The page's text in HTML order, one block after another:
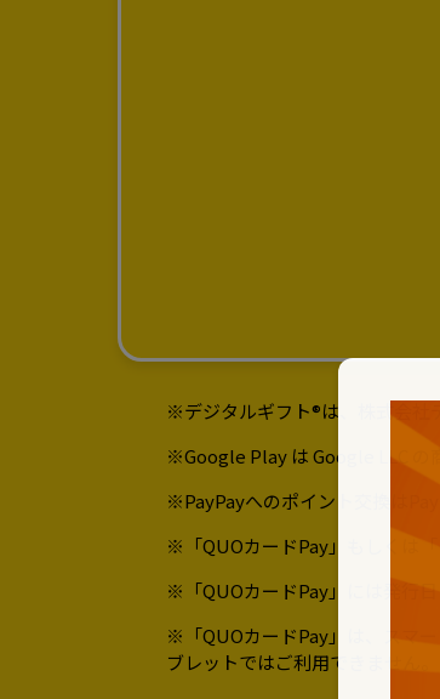
※デジタルギフト®は、株式会社
※Google Play は Google LLC の
※PayPayへのポイント交換は
※「QUOカードPay」もしくは
※「QUOカードPay」には発行
※「QUOカードPay」は、スマ
ブレットではご利用できません。